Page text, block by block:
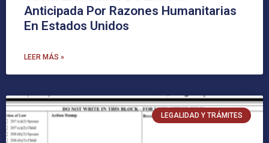
Anticipada Por Razones Humanitarias
En Estados Unidos
LEER MÁS »
LEGALIDAD Y TRÁMITES